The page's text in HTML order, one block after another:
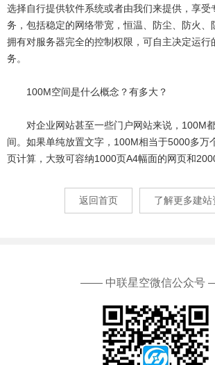
选择自行提供软件系统或者由我们来提供，享受
务，包括稳定的网络带宽，恒温、防尘、防火、
拥有对服务器完全的控制权限，可自主决定运行
务。
100M空间是什么概念？有多大？
对企业网站甚至一些门户网站来说，100M
间。如果单纯放置文字，100M相当于5000多万
页计算，大致可容纳1000页A4幅面的网页和
返回首页 了解更多建站
—— 中联星空微信公众号